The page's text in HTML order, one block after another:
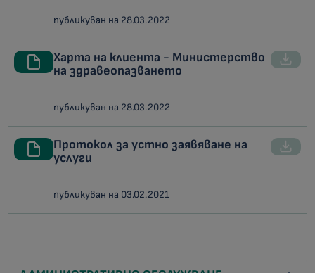
публикуван на 28.03.2022
Харта на клиента - Министерство
на здравеопазването
публикуван на 28.03.2022
Протокол за устно заявяване на
услуги
публикуван на 03.02.2021